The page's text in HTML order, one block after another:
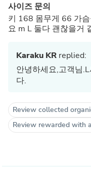
사이즈 문의
키 168 몸무게 66 가
요 m L 둘다 괜찮을거
Karaku KR replied:
안녕하세요,고객님
다.
Review collected
Review rewarded with